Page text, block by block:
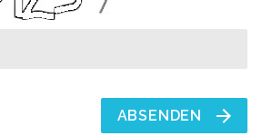
ABSENDEN